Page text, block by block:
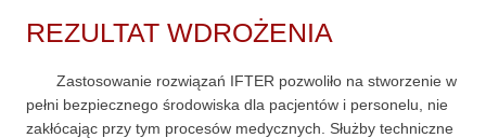
REZULTAT WDROŻENIA
Zastosowanie rozwiązań IFTER pozwoliło na stworzenie w
pełni bezpiecznego środowiska dla pacjentów i personelu, nie
zakłócając przy tym procesów medycznych. Służby techniczne